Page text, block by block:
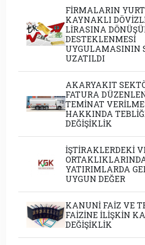
FİRMALARIN
KAYNAKLI
LİRASINA
DESTEKLENMESİ
UYGULAMASININ
UZATILDI
AKARYAKIT
FATURA
TEMİNAT
HAKKINDA
DEĞİŞİKLİK
İŞTİRAKLERDEKİ
YATIRIMLARDA
UYGUN DEĞER
KANUNİ FAİZ VE
FAİZİNE İLİŞKİN
DEĞİŞİKLİK